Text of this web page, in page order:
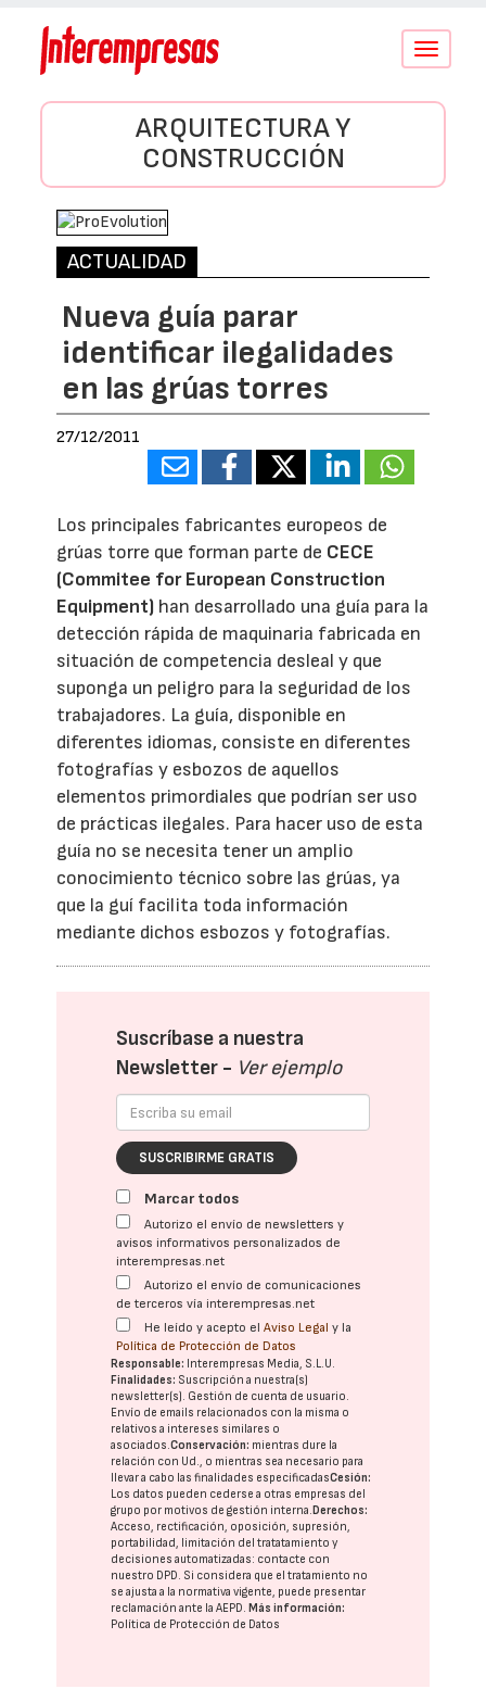
Conmutar
ARQUITECTURA Y
CONSTRUCCIÓN
ACTUALIDAD
Nueva guía parar
identificar ilegalidades
en las grúas torres
27/12/2011
Los principales fabricantes europeos de
grúas torre que forman parte de CECE
(Commitee for European Construction
Equipment) han desarrollado una guía para la
detección rápida de maquinaria fabricada en
situación de competencia desleal y que
suponga un peligro para la seguridad de los
trabajadores. La guía, disponible en
diferentes idiomas, consiste en diferentes
fotografías y esbozos de aquellos
elementos primordiales que podrían ser uso
de prácticas ilegales. Para hacer uso de esta
guía no se necesita tener un amplio
conocimiento técnico sobre las grúas, ya
que la guí facilita toda información
mediante dichos esbozos y fotografías.
Suscríbase a nuestra
Newsletter - Ver ejemplo
SUSCRIBIRME GRATIS
Marcar todos
Autorizo el envío de newsletters y
avisos informativos personalizados de
interempresas.net
Autorizo el envío de comunicaciones
de terceros vía interempresas.net
He leído y acepto elAviso Legal y la
Política de Protección de Datos
Responsable: Interempresas Media, S.L.U.
Finalidades: Suscripción a nuestra(s)
newsletter(s). Gestión de cuenta de usuario.
Envío de emails relacionados con la misma o
relativos a intereses similares o
asociados.Conservación: mientras dure la
relación con Ud., o mientras sea necesario para
llevar a cabo las finalidades especificadasCesión:
Los datos pueden cederse a otras empresas del
grupo por motivos de gestión interna. Derechos:
Acceso, rectificación, oposición, supresión,
portabilidad, limitación del tratatamiento y
decisiones automatizadas: contacte con
nuestro DPD. Si considera que el tratamiento no
se ajusta a la normativa vigente, puede presentar
reclamación ante laAEPD. Más información:
Política de Protección de Datos